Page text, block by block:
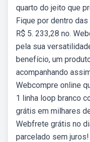
quarto do jeito que
Fique por dentro
R$ 5. 233,28 no.
pela sua
benefício, um
acompanhando
Webcompre online
1 linha loop branco
grátis em milhares
Webfrete grátis no
parcelado sem